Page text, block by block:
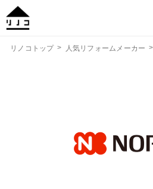
リノコトップ 人気リフォームメーカー